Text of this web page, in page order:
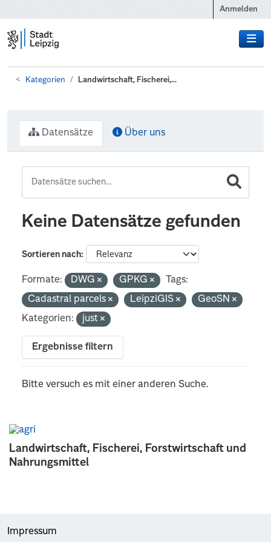
Anmelden
Kategorien Landwirtschaft, Fischerei,...
Landwirtschaft, Fischerei, Forstwirtschaft und
Nahrungsmittel
Datensätze Über uns
Keine Datensätze gefunden
Sortieren nach
Formate: DWG GPKG
Tags:
Cadastral parcels
LeipziGIS
GeoSN
Kategorien:
just
Ergebnisse filtern
Bitte versuch es mit einer anderen Suche.
Impressum